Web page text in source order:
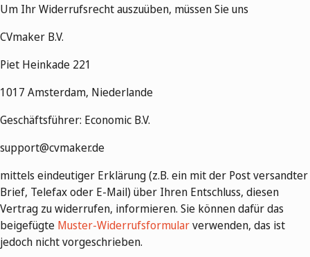
Um Ihr Widerrufsrecht auszuüben, müssen Sie uns
CVmaker B.V.
Piet Heinkade 221
1017 Amsterdam, Niederlande
Geschäftsführer: Economic B.V.
support@cvmaker.de
mittels eindeutiger Erklärung (z.B. ein mit der Post versandter
Brief, Telefax oder E-Mail) über Ihren Entschluss, diesen
Vertrag zu widerrufen, informieren. Sie können dafür das
beigefügte Muster-Widerrufsformularverwenden, das ist
jedoch nicht vorgeschrieben.